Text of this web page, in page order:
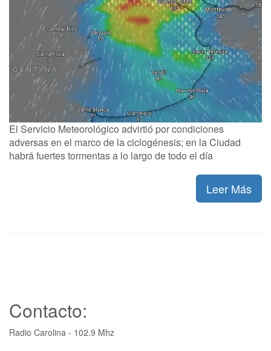
El Servicio Meteorológico advirtió por condiciones
adversas en el marco de la ciclogénesis; en la Ciudad
habrá fuertes tormentas a lo largo de todo el día
Leer Más
Contacto:
Radio Carolina - 102.9 Mhz